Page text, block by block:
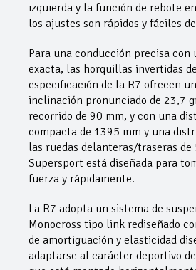
izquierda y la función de rebote
los ajustes son rápidos y fáciles
Para una conducción precisa con
exacta, las horquillas invertidas
especificación de la R7 ofrecen
inclinación pronunciado de 23,7
recorrido de 90 mm, y con una
compacta de 1395 mm y una
las ruedas delanteras/traseras
Supersport está diseñada para
fuerza y rápidamente.
La R7 adopta un sistema de
Monocross tipo link rediseñado
de amortiguación y elasticidad
adaptarse al carácter deportivo